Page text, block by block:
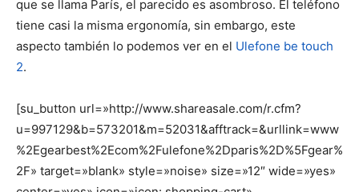
que se llama París, el parecido es asombroso. El teléfono
tiene casi la misma ergonomía, sin embargo, este
aspecto también lo podemos ver en el Ulefone be touch
2.
[su_button url=»http://www.shareasale.com/r.cfm?
u=997129&b=573201&m=52031&afftrack=&urllink=www
%2Egearbest%2Ecom%2Fulefone%2Dparis%2D%5Fgear%
2F» target=»blank» style=»noise» size=»12″ wide=»yes»